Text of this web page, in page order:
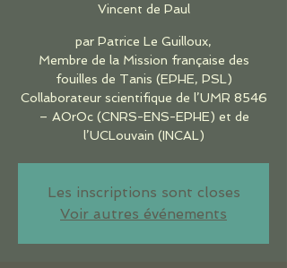
Vincent de Paul
par Patrice Le Guilloux,
Membre de la Mission française des
fouilles de Tanis (EPHE, PSL)
Collaborateur scientifique de l’UMR 8546
– AOrOc (CNRS-ENS-EPHE) et de
Les inscriptions sont closes
Voir autres événements